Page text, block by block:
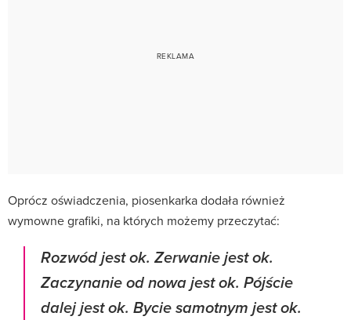
Oprócz oświadczenia, piosenkarka dodała również
wymowne grafiki, na których możemy przeczytać:
Rozwód jest ok. Zerwanie jest ok.
Zaczynanie od nowa jest ok. Pójście
dalej jest ok. Bycie samotnym jest ok.